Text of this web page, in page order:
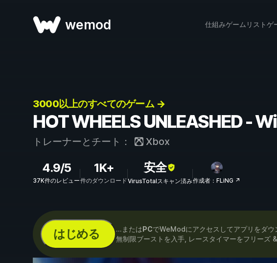
wemod 仕組みゲームリストゲ
3000以上のすべてのゲーム →
HOT WHEELS UNLEASHED -
トレーナーとチート： Xbox
4.9/5
37K件のレビュー
1K+
件のダウンロード
安全
VirusTotalスキャン済み作成者：FLiNG ↗
はじめる ...またはPCでWeModにアクセスしてアプリをダウ
無制限ブーストを入手, レースタイマーをフリーズ &